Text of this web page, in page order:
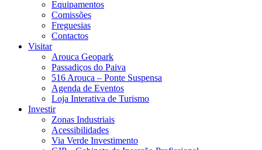
Equipamentos
Comissões
Freguesias
Contactos
Visitar
Arouca Geopark
Passadiços do Paiva
516 Arouca – Ponte Suspensa
Agenda de Eventos
Loja Interativa de Turismo
Investir
Zonas Industriais
Acessibilidades
Via Verde Investimento